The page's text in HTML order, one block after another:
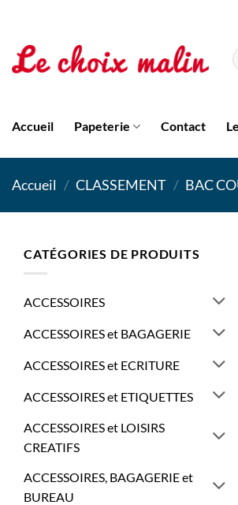
contenu
Accueil Papeterie Contact
Accueil / CLASSEMENT / BAC
CATÉGORIES DE PRODUITS
ACCESSOIRES
ACCESSOIRES et BAGAGERIE
ACCESSOIRES et ECRITURE
ACCESSOIRES et ETIQUETTES
ACCESSOIRES et LOISIRS
CREATIFS
ACCESSOIRES, BAGAGERIE et
BUREAU